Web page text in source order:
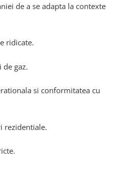
de a se adapta la contexte
ridicate.
gaz.
si conformitatea cu
rezidentiale.